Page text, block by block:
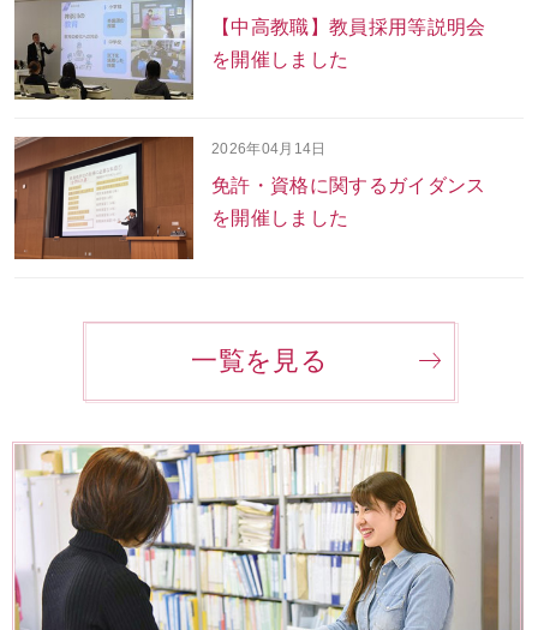
【中高教職】教員採用等説明会
を開催しました
2026年04月14日
免許・資格に関するガイダンス
を開催しました
一覧を見る